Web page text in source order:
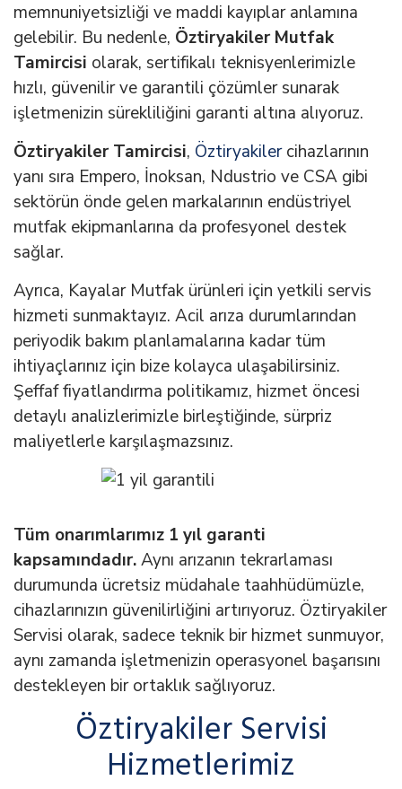
memnuniyetsizliği ve maddi kayıplar anlamına
gelebilir. Bu nedenle, Öztiryakiler Mutfak
Tamircisi olarak, sertifikalı teknisyenlerimizle
hızlı, güvenilir ve garantili çözümler sunarak
işletmenizin sürekliliğini garanti altına alıyoruz.
Öztiryakiler Tamircisi, Öztiryakilercihazlarının
yanı sıra Empero, İnoksan, Ndustrio ve CSA gibi
sektörün önde gelen markalarının endüstriyel
mutfak ekipmanlarına da profesyonel destek
sağlar.
Ayrıca, Kayalar Mutfak ürünleri için yetkili servis
hizmeti sunmaktayız. Acil arıza durumlarından
periyodik bakım planlamalarına kadar tüm
ihtiyaçlarınız için bize kolayca ulaşabilirsiniz.
Şeffaf fiyatlandırma politikamız, hizmet öncesi
detaylı analizlerimizle birleştiğinde, sürpriz
maliyetlerle karşılaşmazsınız.
Tüm onarımlarımız 1 yıl garanti
kapsamındadır.Aynı arızanın tekrarlaması
durumunda ücretsiz müdahale taahhüdümüzle,
cihazlarınızın güvenilirliğini artırıyoruz. Öztiryakiler
Servisi olarak, sadece teknik bir hizmet sunmuyor,
aynı zamanda işletmenizin operasyonel başarısını
destekleyen bir ortaklık sağlıyoruz.
Öztiryakiler Servisi
Hizmetlerimiz